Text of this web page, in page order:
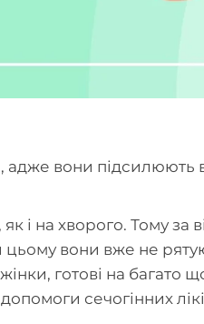
вони підсилюють
і на хворого. Тому за
вони вже не
готові на багато
сечогінних